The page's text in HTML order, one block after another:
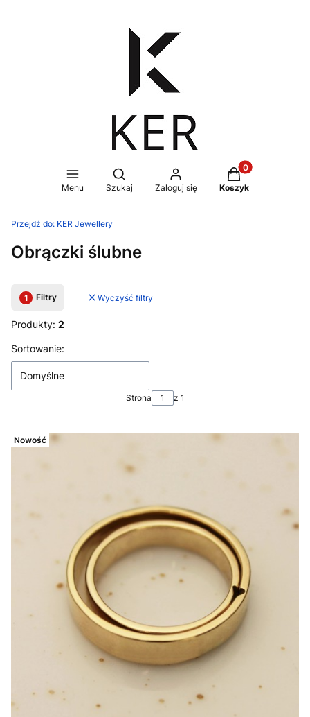
Menu
Otwórz wyszukiwarkę
Szukaj Zaloguj się
Produkty w
Koszyk
Przejdź do: KER Jewellery
Obrączki ślubne
Filtry Wyczyść filtry
Produkty: 2
Lista produktów
Sortowanie:
Domyślne
Strona z 1
Nowość